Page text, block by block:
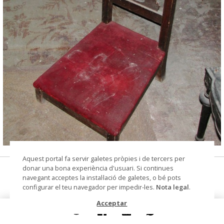
© Arxiu Fotogràfic del Consorci del Patrimoni de
Sitges
reclinatori
Datació Últim terç segle XVIII - segle XIX
Aquest portal fa servir galetes pròpies i de tercers per
donar una bona experiència d'usuari. Si continues
navegant acceptes la instal·lació de galetes, o bé pots
configurar el teu navegador per impedir-les. Nota legal.
Acceptar